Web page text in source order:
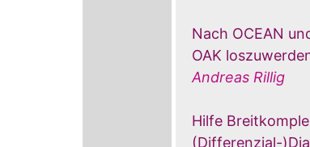
Nach OCEAN
OAK
Andreas Rillig
Hilfe
(Differenzial-